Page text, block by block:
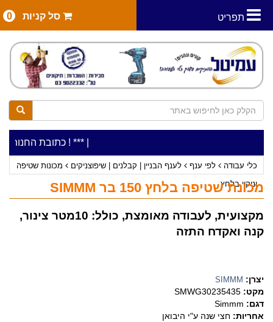
תפריט סל קניות 0
***כתובת החנות: רח' המלאכה 2, ביתן 8 (כניסה***כלי עבודה להשכרה בתעריף יומי משתלם ! ***
כלי עבודה לפי ענף לענף הבניין | קבלנים | שיפוצניקים
מכונות שטיפה
וניקוי בלחץ
מכונת שטיפה בלחץ 150 בר SIMMM
מקצועית, לעבודה מאומצת, כולל: 10מטר צינור,
קנה ואקדח התזה
יצרן: SIMMM
מקט: SMWG30235435
דגם: Simmm
אחריות: חצי שנה ע"י היבואן